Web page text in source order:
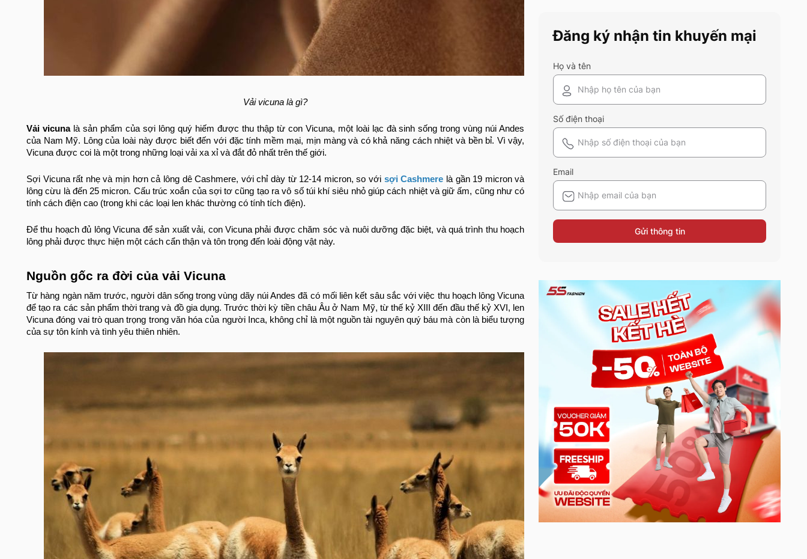
Vải vicuna là gì?
Vải vicunalà sản phẩm của sợi lông quý hiếm được thu thập từ con Vicuna, một loài lạc đà sinh sống trong vùng núi Andes
của Nam Mỹ. Lông của loài này được biết đến với đặc tính mềm mại, mịn màng và có khả năng cách nhiệt và bền bỉ. Vì vậy,
Vicuna được coi là một trong những loại vải xa xỉ và đắt đỏ nhất trên thế giới.
Sợi Vicuna rất nhẹ và mịn hơn cả lông dê Cashmere, với chỉ dày từ 12-14 micron, so với sợi Cashmere là gần 19 micron và
lông cừu là đến 25 micron. Cấu trúc xoắn của sợi tơ cũng tạo ra vô số túi khí siêu nhỏ giúp cách nhiệt và giữ ấm, cũng như có
tính cách điện cao (trong khi các loại len khác thường có tính tích điện).
Để thu hoạch đủ lông Vicuna để sản xuất vải, con Vicuna phải được chăm sóc và nuôi dưỡng đặc biệt, và quá trình thu hoạch
lông phải được thực hiện một cách cẩn thận và tôn trọng đến loài động vật này.
Nguồn gốc ra đời của vải Vicuna
Từ hàng ngàn năm trước, người dân sống trong vùng dãy núi Andes đã có mối liên kết sâu sắc với việc thu hoạch lông Vicuna
để tạo ra các sản phẩm thời trang và đồ gia dụng. Trước thời kỳ tiền châu Âu ở Nam Mỹ, từ thế kỷ XIII đến đầu thế kỷ XVI, len
Vicuna đóng vai trò quan trọng trong văn hóa của người Inca, không chỉ là một nguồn tài nguyên quý báu mà còn là biểu tượng
của sự tôn kính và tình yêu thiên nhiên.
Đăng ký nhận tin khuyến mại
Họ và tên
Số điện thoại
Email
Gửi thông tin